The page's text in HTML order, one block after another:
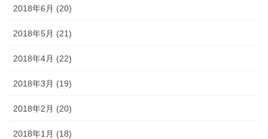
2018年6月 (20)
2018年5月 (21)
2018年4月 (22)
2018年3月 (19)
2018年2月 (20)
2018年1月 (18)